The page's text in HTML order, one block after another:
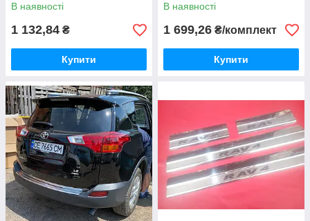
В наявності
1 132,84 ₴
Купити
В наявності
1 699,26 ₴/комплект
Купити